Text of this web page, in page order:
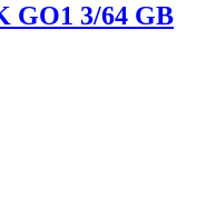
GO1 3/64 GB